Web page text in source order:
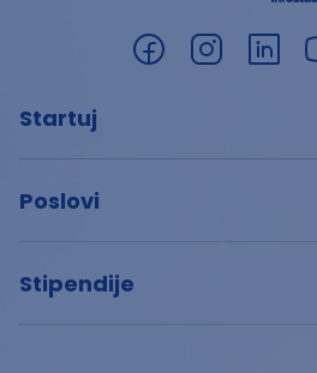
Startuj
Poslovi
Stipendije